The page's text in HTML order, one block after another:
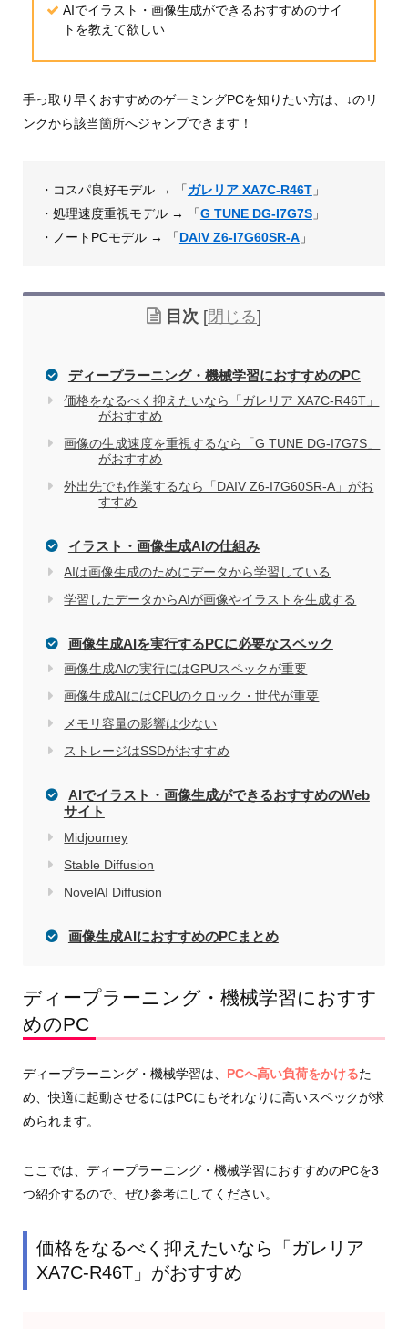
AIでイラスト・画像生成ができるおすすめのサイ
トを教えて欲しい
手っ取り早くおすすめのゲーミングPCを知りたい方は、↓のリ
ンクから該当箇所へジャンプできます！
・コスパ良好モデル → 「ガレリア XA7C-R46T」
・処理速度重視モデル → 「G TUNE DG-I7G7S」
・ノートPCモデル → 「DAIV Z6-I7G60SR-A」
目次 [閉じる]
ディープラーニング・機械学習におすすめのPC
価格をなるべく抑えたいなら「ガレリア XA7C-R46T」
がおすすめ
画像の生成速度を重視するなら「G TUNE DG-I7G7S」
がおすすめ
外出先でも作業するなら「DAIV Z6-I7G60SR-A」がお
すすめ
イラスト・画像生成AIの仕組み
AIは画像生成のためにデータから学習している
学習したデータからAIが画像やイラストを生成する
画像生成AIを実行するPCに必要なスペック
画像生成AIの実行にはGPUスペックが重要
画像生成AIにはCPUのクロック・世代が重要
メモリ容量の影響は少ない
ストレージはSSDがおすすめ
AIでイラスト・画像生成ができるおすすめのWeb
サイト
Midjourney
Stable Diffusion
NovelAI Diffusion
画像生成AIにおすすめのPCまとめ
ディープラーニング・機械学習におすす
めのPC
ディープラーニング・機械学習は、 PCへ高い負荷をかけるた
め、快適に起動させるにはPCにもそれなりに高いスペックが求
められます。
ここでは、ディープラーニング・機械学習におすすめのPCを3
つ紹介するので、ぜひ参考にしてください。
価格をなるべく抑えたいなら「ガレリア
XA7C-R46T」がおすすめ